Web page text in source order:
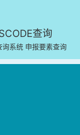
查询
询系统 申报要素查询